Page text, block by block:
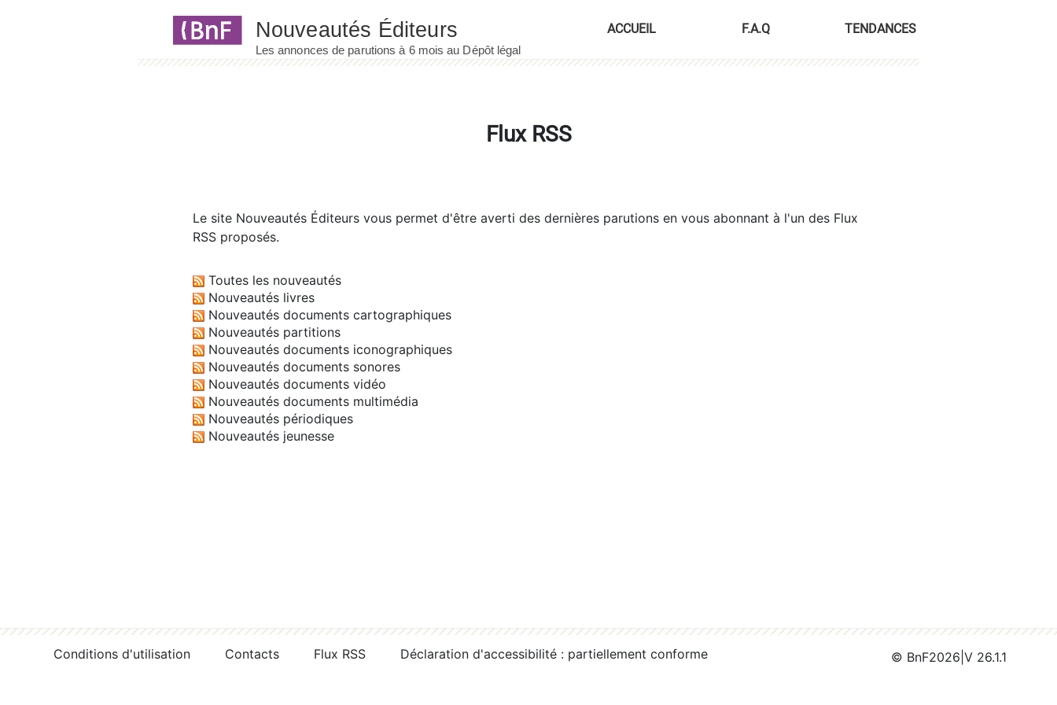
ACCUEIL F.A.Q TENDANCES
Flux RSS
Le site Nouveautés Éditeurs vous permet d'être averti des dernières parutions en vous abonnant à l'un des Flux
RSS proposés.
Toutes les nouveautés
Nouveautés livres
Nouveautés documents cartographiques
Nouveautés partitions
Nouveautés documents iconographiques
Nouveautés documents sonores
Nouveautés documents vidéo
Nouveautés documents multimédia
Nouveautés périodiques
Nouveautés jeunesse
Conditions d'utilisation Contacts Flux RSS Déclaration d'accessibilité : partiellement conforme © BnF2026 V 26.1.1